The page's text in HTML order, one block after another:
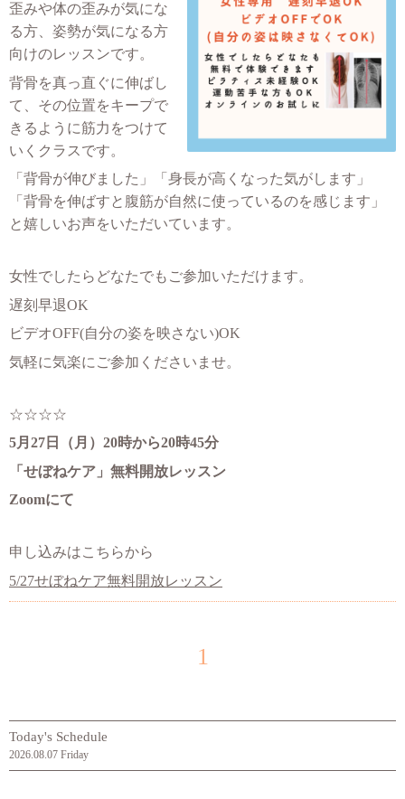
歪みや体の歪みが気にな
る方、姿勢が気になる方
向けのレッスンです。
背骨を真っ直ぐに伸ばし
て、その位置をキープで
きるように筋力をつけて
いくクラスです。
「背骨が伸びました」「身長が高くなった気がします」
「背骨を伸ばすと腹筋が自然に使っているのを感じます」
と嬉しいお声をいただいています。
女性でしたらどなたでもご参加いただけます。
遅刻早退OK
ビデオOFF(自分の姿を映さない)OK
気軽に気楽にご参加くださいませ。
☆☆☆☆
5月27日（月）20時から20時45分
「せぼねケア」無料開放レッスン
Zoomにて
申し込みはこちらから
5/27せぼねケア無料開放レッスン
1
Today's Schedule
2026.08.07 Friday